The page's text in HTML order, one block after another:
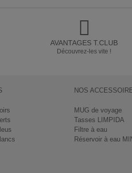
AVANTAGES T.CLUB
Découvrez-les vite !
NOS
MUG de voyage
Tasses LIMPIDA
Filtre à eau
Réservoir à eau